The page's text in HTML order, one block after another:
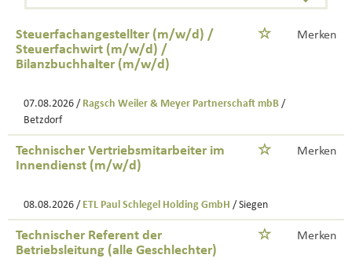
Steuerfachangestellter (m/w/d) /
Steuerfachwirt (m/w/d) /
Bilanzbuchhalter (m/w/d)
Merken
07.08.2026 / Ragsch Weiler & Meyer Partnerschaft mbB /
Betzdorf
Technischer Vertriebsmitarbeiter im
Innendienst (m/w/d)
Merken
08.08.2026 / ETL Paul Schlegel Holding GmbH / Siegen
Technischer Referent der
Betriebsleitung (alle Geschlechter)
Merken